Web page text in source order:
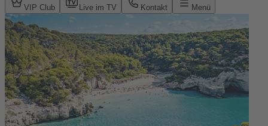
VIP Club Live im TV Kontakt Menü